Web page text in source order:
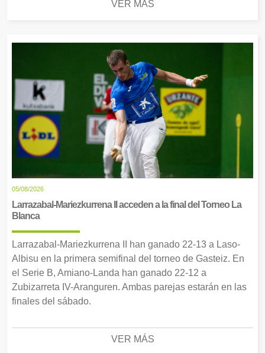
VER MÁS
05/08/2026
Larrazabal-Mariezkurrena II acceden a la final del Torneo La
Blanca
Larrazabal-Mariezkurrena II han ganado 22-13 a Laso-
Albisu en la primera semifinal del torneo de Gasteiz. En
el Serie B, Amiano-Landa han ganado 22-12 a
Zubizarreta IV-Aranguren. Ambas parejas estarán en las
finales del sábado.
VER MÁS